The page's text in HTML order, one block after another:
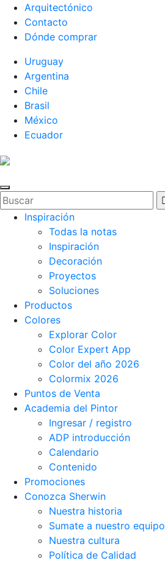
Arquitectónico
Contacto
Dónde comprar
Uruguay
Argentina
Chile
Brasil
México
Ecuador
Inspiración
Todas la notas
Inspiración
Decoración
Proyectos
Soluciones
Productos
Colores
Explorar Color
Color Expert App
Color del año 2026
Colormix 2026
Puntos de Venta
Academia del Pintor
Ingresar / registro
ADP introducción
Calendario
Contenido
Promociones
Conozca Sherwin
Nuestra historia
Sumate a nuestro equipo
Nuestra cultura
Política de Calidad